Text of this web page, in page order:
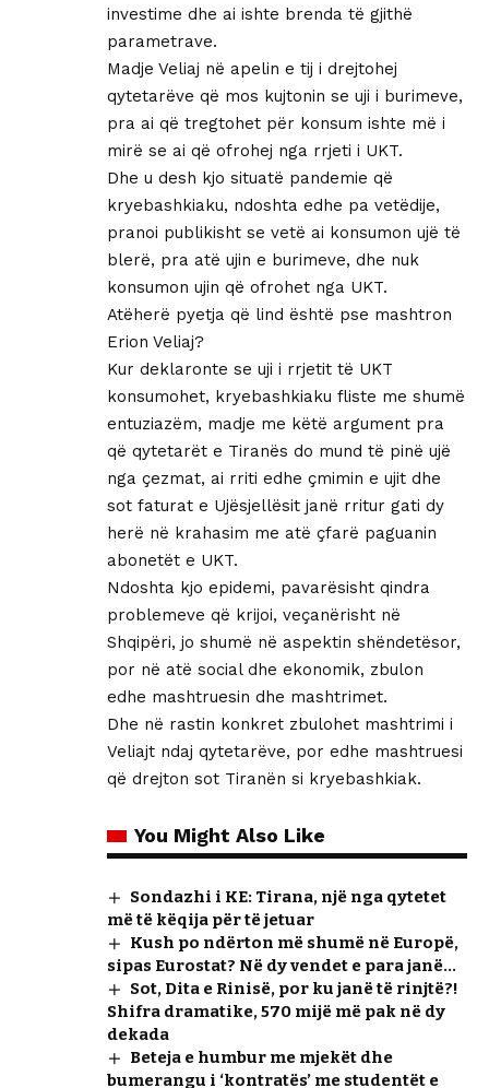
investime dhe ai ishte brenda të gjithë
parametrave.
Madje Veliaj në apelin e tij i drejtohej
qytetarëve që mos kujtonin se uji i burimeve,
pra ai që tregtohet për konsum ishte më i
mirë se ai që ofrohej nga rrjeti i UKT.
Dhe u desh kjo situatë pandemie që
kryebashkiaku, ndoshta edhe pa vetëdije,
pranoi publikisht se vetë ai konsumon ujë të
blerë, pra atë ujin e burimeve, dhe nuk
konsumon ujin që ofrohet nga UKT.
Atëherë pyetja që lind është pse mashtron
Erion Veliaj?
Kur deklaronte se uji i rrjetit të UKT
konsumohet, kryebashkiaku fliste me shumë
entuziazëm, madje me këtë argument pra
që qytetarët e Tiranës do mund të pinë ujë
nga çezmat, ai rriti edhe çmimin e ujit dhe
sot faturat e Ujësjellësit janë rritur gati dy
herë në krahasim me atë çfarë paguanin
abonetët e UKT.
Ndoshta kjo epidemi, pavarësisht qindra
problemeve që krijoi, veçanërisht në
Shqipëri, jo shumë në aspektin shëndetësor,
por në atë social dhe ekonomik, zbulon
edhe mashtruesin dhe mashtrimet.
Dhe në rastin konkret zbulohet mashtrimi i
Veliajt ndaj qytetarëve, por edhe mashtruesi
që drejton sot Tiranën si kryebashkiak.
You Might Also Like
Sondazhi i KE: Tirana, një nga qytetet
më të këqija për të jetuar
Kush po ndërton më shumë në Europë,
sipas Eurostat? Në dy vendet e para janë…
Sot, Dita e Rinisë, por ku janë të rinjtë?!
Shifra dramatike, 570 mijë më pak në dy
dekada
Beteja e humbur me mjekët dhe
bumerangu i ‘kontratës’ me studentët e